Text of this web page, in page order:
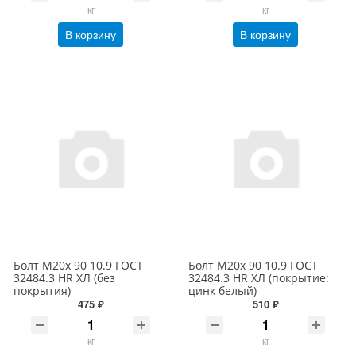
кг
В корзину
кг
В корзину
Болт М20х 90 10.9 ГОСТ
32484.3 HR ХЛ (без
покрытия)
475 ₽
кг
Болт М20х 90 10.9 ГОСТ
32484.3 HR ХЛ (покрытие:
цинк белый)
510 ₽
кг